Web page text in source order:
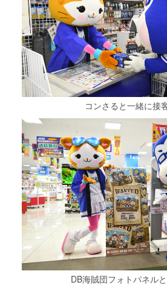
コンさると一緒に接
DB海賊団フォトパネル